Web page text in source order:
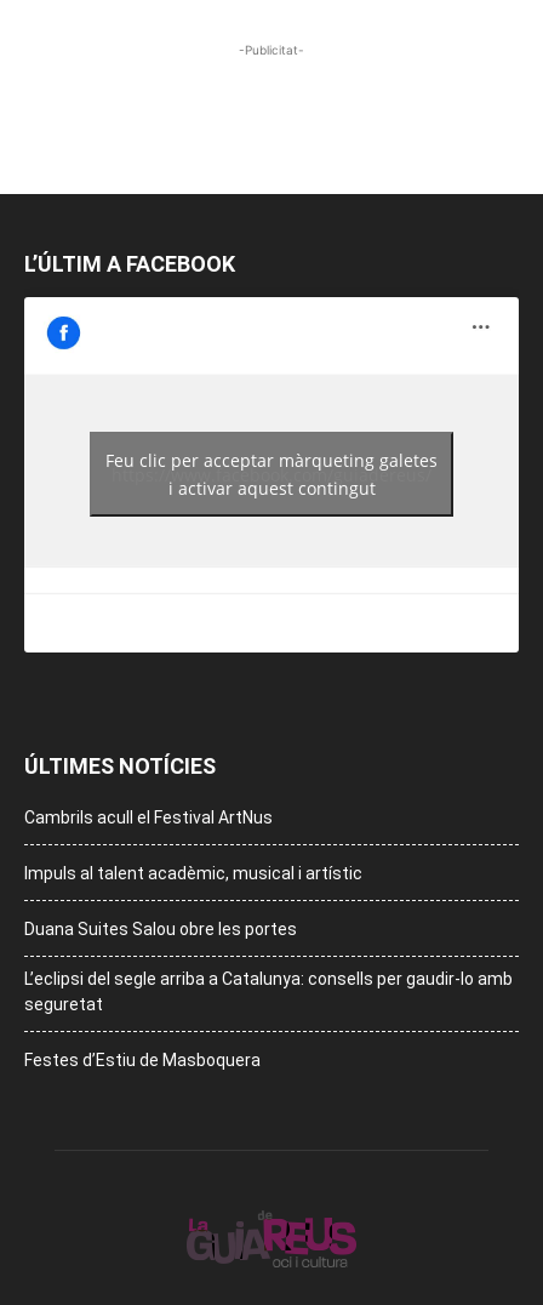
-Publicitat-
L’ÚLTIM A FACEBOOK
https://www.facebook.com/guiadereus/
Feu clic per acceptar màrqueting galetes
i activar aquest contingut
ÚLTIMES NOTÍCIES
Cambrils acull el Festival ArtNus
Impuls al talent acadèmic, musical i artístic
Duana Suites Salou obre les portes
L’eclipsi del segle arriba a Catalunya: consells per gaudir-lo amb
seguretat
Festes d’Estiu de Masboquera